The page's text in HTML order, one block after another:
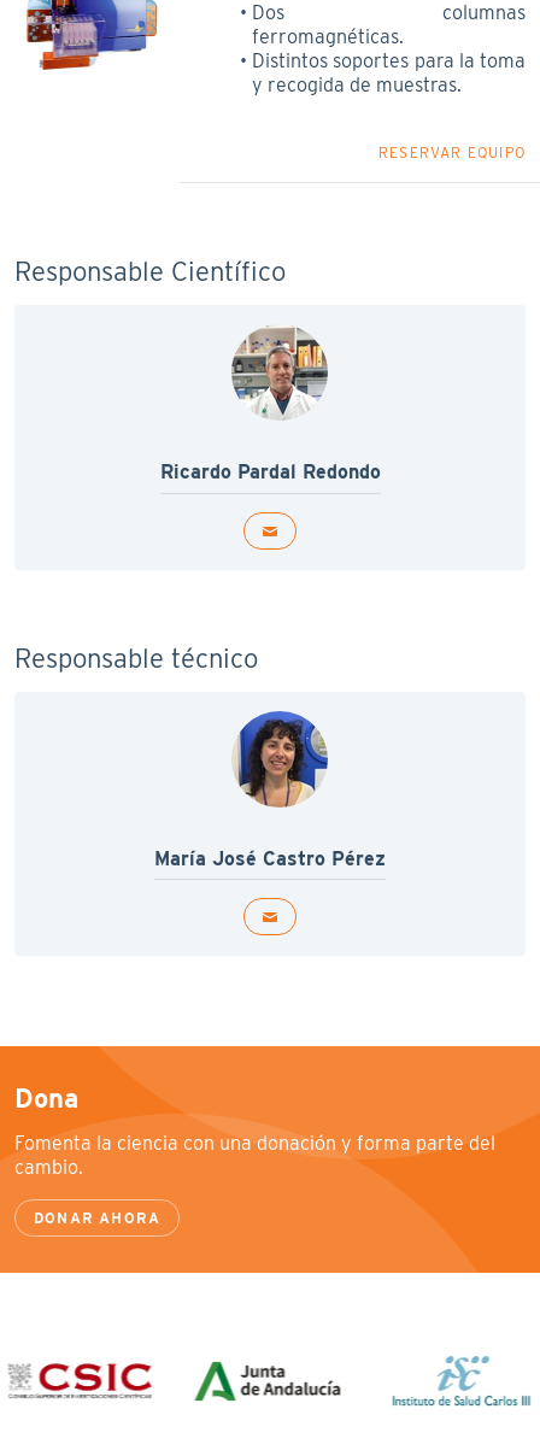
Dos columnas
ferromagnéticas.
Distintos soportes para la toma
y recogida de muestras.
RESERVAR EQUIPO
Responsable Científico
Ricardo Pardal Redondo
Responsable técnico
María José Castro Pérez
Dona
Fomenta la ciencia con una donación y forma parte del
cambio.
DONAR AHORA